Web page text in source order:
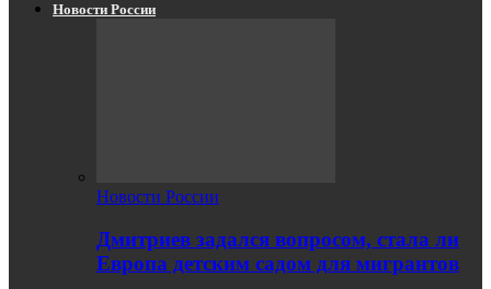
Новости России
Новости России
Дмитриев задался вопросом, стала ли
Европа детским садом для мигрантов